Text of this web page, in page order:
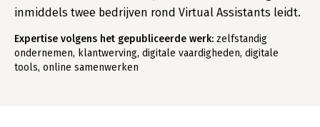
inmiddels twee bedrijven rond Virtual Assistants leidt.
Expertise volgens het gepubliceerde werk: zelfstandig
ondernemen, klantwerving, digitale vaardigheden, digitale
tools, online samenwerken